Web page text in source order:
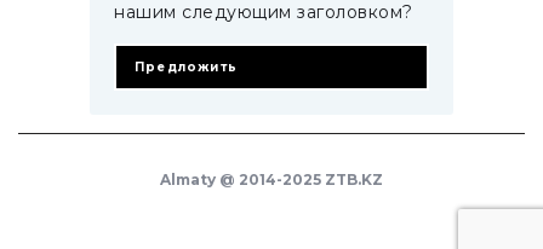
нашим следующим заголовком?
Предложить
Almaty @ 2014-2025 ZTB.KZ